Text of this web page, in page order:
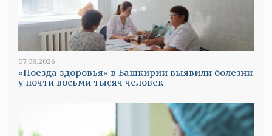
07.08.2026
«Поезда здоровья» в Башкирии выявили болезни
у почти восьми тысяч человек